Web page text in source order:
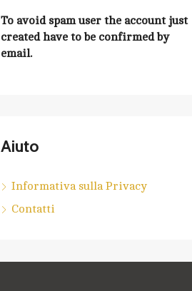
To avoid spam user the account just
created have to be confirmed by
email.
Aiuto
Informativa sulla Privacy
Contatti